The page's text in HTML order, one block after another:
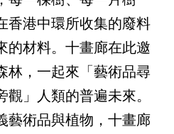
香港中環所收集的廢料
的材料。十畫廊在此邀
林，一起來「藝術品尋
」人類的普遍未來。
藝術品與植物，十畫廊